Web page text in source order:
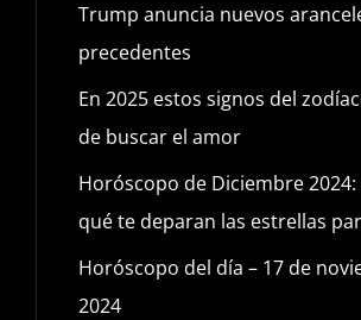
Trump anuncia nuevos
precedentes
En 2025 estos signos del
de buscar el amor
Horóscopo de Diciembre
qué te deparan las estrellas
Horóscopo del día – 17 de
2024